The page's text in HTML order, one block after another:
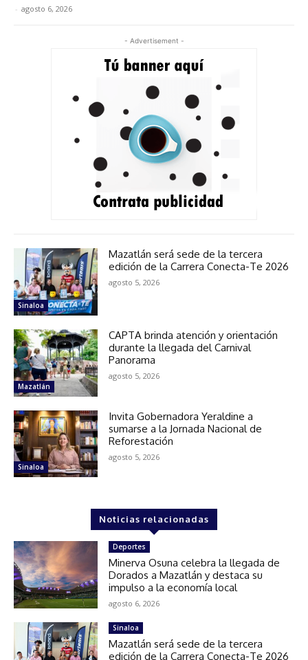
- agosto 6, 2026
- Advertisement -
Sinaloa
Mazatlán será sede de la tercera
edición de la Carrera Conecta-Te 2026
agosto 5, 2026
Mazatlán
CAPTA brinda atención y orientación
durante la llegada del Carnival
Panorama
agosto 5, 2026
Sinaloa
Invita Gobernadora Yeraldine a
sumarse a la Jornada Nacional de
Reforestación
agosto 5, 2026
Noticias relacionadas
Deportes
Minerva Osuna celebra la llegada de
Dorados a Mazatlán y destaca su
impulso a la economía local
agosto 6, 2026
Sinaloa
Mazatlán será sede de la tercera
edición de la Carrera Conecta-Te 2026